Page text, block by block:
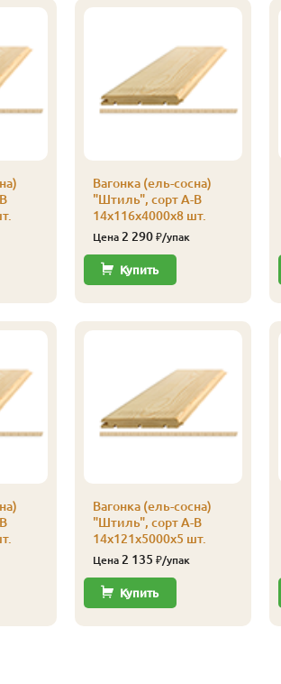
Вагонка (ель-сосна)
"Штиль", сорт А-В
14х116х4000х8 шт.
Цена 2 290₽/упак
Купить
Вагонка (ель-сосна)
"Штиль", сорт А-В
14х121х5000х5 шт.
Цена 2 135 ₽/упак
Купить